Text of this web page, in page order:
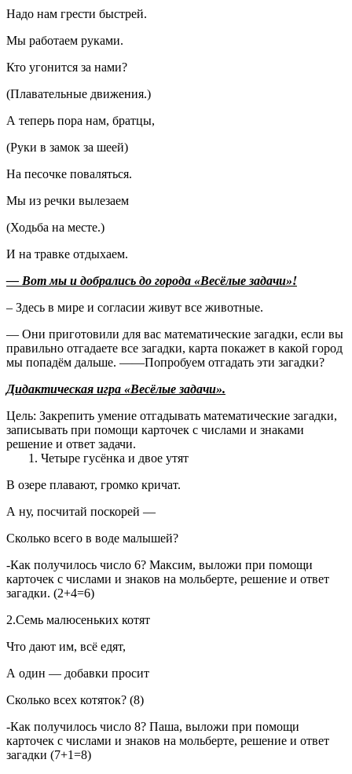
Надо нам грести быстрей.
Мы работаем руками.
Кто угонится за нами?
(Плавательные движения.)
А теперь пора нам, братцы,
(Руки в замок за шеей)
На песочке поваляться.
Мы из речки вылезаем
(Ходьба на месте.)
И на травке отдыхаем.
— Вот мы и добрались до города «Весёлые задачи»!
– Здесь в мире и согласии живут все животные.
— Они приготовили для вас математические загадки, если вы
правильно отгадаете все загадки, карта покажет в какой город
мы попадём дальше. ——Попробуем отгадать эти загадки?
Дидактическая игра «Весёлые задачи».
Цель: Закрепить умение отгадывать математические загадки,
записывать при помощи карточек с числами и знаками
решение и ответ задачи.
1. Четыре гусёнка и двое утят
В озере плавают, громко кричат.
А ну, посчитай поскорей —
Сколько всего в воде малышей?
-Как получилось число 6? Максим, выложи при помощи
карточек с числами и знаков на мольберте, решение и ответ
загадки. (2+4=6)
2.Семь малюсеньких котят
Что дают им, всё едят,
А один — добавки просит
Сколько всех котяток? (8)
-Как получилось число 8? Паша, выложи при помощи
карточек с числами и знаков на мольберте, решение и ответ
загадки (7+1=8)